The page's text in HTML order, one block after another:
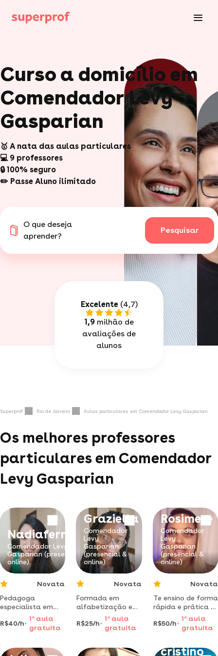
Curso a domicílio em
Comendador Levy
Gasparian
🥇 A nata das aulas particulares
💻 9 professores
🔒 100% seguro
✏️ Passe Aluno ilimitado
O que deseja
aprender?
Pesquisar
Excelente(4,7)
1,9milhão de
avaliações de
alunos
Superprof Rio de Janeiro Aulas particulares em Comendador Levy Gasparian
Os melhores professores
particulares em Comendador
Levy Gasparian
Nadiafernanda
Comendador Levy
Gasparian (presencial &
online)
Novata
Pedagoga
especialista em
alfabetização
eeducação
da leitura e
R$40/h
1 aaula
gratuita
Graziella
Comendador
Levy
Gasparian
(presencial &
online)
Novata
Formada em
alfabetização e
letramento,
matemática
básica para nível
psicopedagogia
R$25/h
1 a aula
gratuita
Rosimere
Comendador
Levy
Gasparian
(presencial &
online)
Novata
Te ensino de forma
rápida e prática a
fazer jogos de
banheiro,toucas
,tapetes de crochê
R$50/h
1 aaula
gratuita
Ramon
cristino